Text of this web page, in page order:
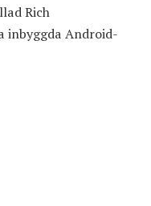
Rich
inbyggda Android-